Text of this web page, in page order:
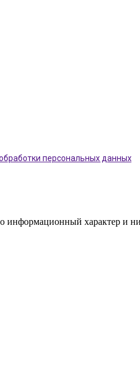
персональных данных
информационный характер и